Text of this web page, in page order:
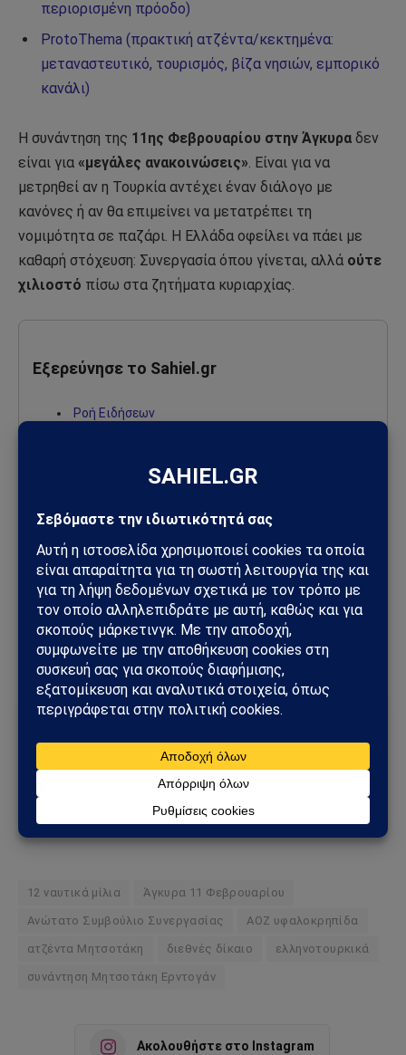
περιορισμένη πρόοδο)
ProtoThema (πρακτική ατζέντα/κεκτημένα:
μεταναστευτικό, τουρισμός, βίζα νησιών, εμπορικό
κανάλι)
Η συνάντηση της 11ης Φεβρουαρίου στην Άγκυρα δεν
είναι για «μεγάλες ανακοινώσεις». Είναι για να
μετρηθεί αν η Τουρκία αντέχει έναν διάλογο με
κανόνες ή αν θα επιμείνει να μετατρέπει τη
νομιμότητα σε παζάρι. Η Ελλάδα οφείλει να πάει με
καθαρή στόχευση: Συνεργασία όπου γίνεται, αλλά ούτε
χιλιοστό πίσω στα ζητήματα κυριαρχίας.
Εξερεύνησε το Sahiel.gr
Ροή Ειδήσεων
Τουρκία & Η ελληνική στάση
Αποκαλύψεις – Όσα δε λέγονται αλλού
Το Sahiel φιλτράρει τις εξελίξεις με ανεξάρτητη ματιά, χωρίς
φίλτρα και χωρίς εξαρτήσεις. Ενημερώσου για όσαπαίζουν
πίσω απ’ τα φώτα.
Ακολούθησε το Sahiel στο Google News
Πρόσθεσε το Sahiel ως προτιμώμενη πηγή για να λαμβάνεις
πρώτος τις σημαντικότερες ειδήσεις και αναλύσεις.
12 ναυτικά μίλια Άγκυρα 11 Φεβρουαρίου
Ανώτατο Συμβούλιο Συνεργασίας ΑΟΖ υφαλοκρηπίδα
ατζέντα Μητσοτάκη διεθνές δίκαιο ελληνοτουρκικά
συνάντηση Μητσοτάκη Ερντογάν
Ακολουθήστε στο Instagram